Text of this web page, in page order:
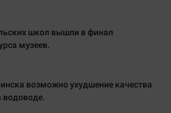
школ вышли в финал
музеев.
возможно ухудшение качества
водоводе.